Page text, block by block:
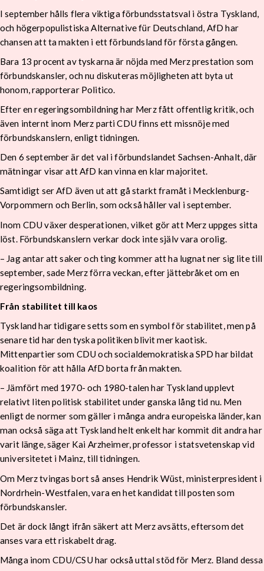
I september hålls flera viktiga förbundsstatsval i östra Tyskland,
och högerpopulistiska Alternative für Deutschland, AfD har
chansen att ta makten i ett förbundsland för första gången.
Bara 13 procent av tyskarna är nöjda med Merz prestation som
förbundskansler, och nu diskuteras möjligheten att byta ut
honom, rapporterar Politico.
Efter en regeringsombildning har Merz fått offentlig kritik, och
även internt inom Merz parti CDU finns ett missnöje med
förbundskanslern, enligt tidningen.
Den 6 september är det val i förbundslandet Sachsen-Anhalt, där
mätningar visar att AfD kan vinna en klar majoritet.
Samtidigt ser AfD även ut att gå starkt framåt i Mecklenburg-
Vorpommern och Berlin, som också håller val i september.
Inom CDU växer desperationen, vilket gör att Merz uppges sitta
löst. Förbundskanslern verkar dock inte själv vara orolig.
– Jag antar att saker och ting kommer att ha lugnat ner sig lite till
september, sade Merz förra veckan, efter jättebråket om en
regeringsombildning.
Från stabilitet till kaos
Tyskland har tidigare setts som en symbol för stabilitet, men på
senare tid har den tyska politiken blivit mer kaotisk.
Mittenpartier som CDU och socialdemokratiska SPD har bildat
koalition för att hålla AfD borta från makten.
– Jämfört med 1970- och 1980-talen har Tyskland upplevt
relativt liten politisk stabilitet under ganska lång tid nu. Men
enligt de normer som gäller i många andra europeiska länder, kan
man också säga att Tyskland helt enkelt har kommit dit andra har
varit länge, säger Kai Arzheimer, professor i statsvetenskap vid
universitetet i Mainz, till tidningen.
Om Merz tvingas bort så anses Hendrik Wüst, ministerpresident i
Nordrhein-Westfalen, vara en het kandidat till posten som
förbundskansler.
Det är dock långt ifrån säkert att Merz avsätts, eftersom det
anses vara ett riskabelt drag.
Många inom CDU/CSU har också uttal stöd för Merz. Bland dessa